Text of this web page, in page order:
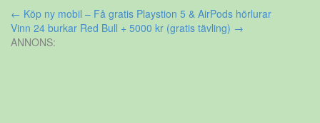
Inläggsnavigering
← Köp ny mobil – Få gratis Playstion 5 & AirPods hörlurar
Vinn 24 burkar Red Bull + 5000 kr (gratis tävling) →
ANNONS: